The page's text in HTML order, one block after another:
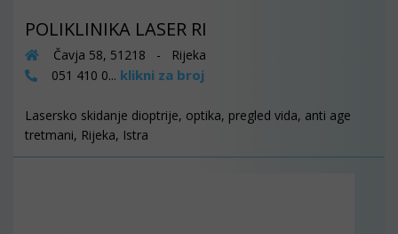
POLIKLINIKA LASER RI
Čavja 58, 51218 - Rijeka
051 410 0... klikni za broj
Lasersko skidanje dioptrije, optika, pregled vida, anti age
tretmani, Rijeka, Istra